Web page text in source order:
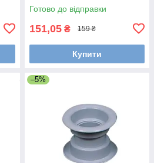
Готово до відправки
151,05 ₴ 159 ₴
Купити
–5%